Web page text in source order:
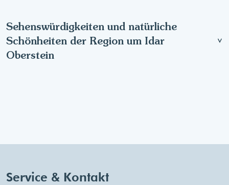
Sehenswürdigkeiten und natürliche
Schönheiten der Region um Idar
Oberstein
Service & Kontakt